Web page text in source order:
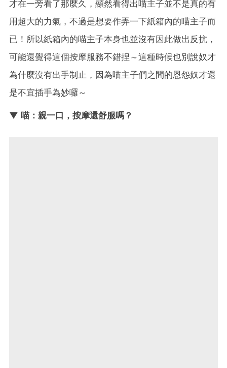
才在一旁看了那麼久，顯然看得出喵主子並不是真的有
用超大的力氣，不過是想要作弄一下紙箱內的喵主子而
已！所以紙箱內的喵主子本身也並沒有因此做出反抗，
可能還覺得這個按摩服務不錯捏～這種時候也別說奴才
為什麼沒有出手制止，因為喵主子們之間的恩怨奴才還
是不宜插手為妙囉～
▼ 喵：親一口，按摩還舒服嗎？